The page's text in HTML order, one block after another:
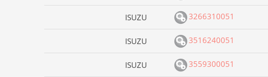
ISUZU 3266310051
ISUZU 3516240051
ISUZU 3559300051